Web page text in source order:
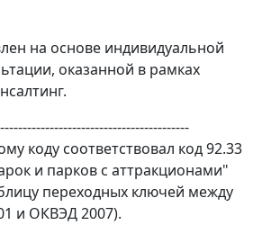
на основе индивидуальной
оказанной в рамках
коду соответствовал код 92.33
и парков с аттракционами"
переходных ключей между
и ОКВЭД 2007).